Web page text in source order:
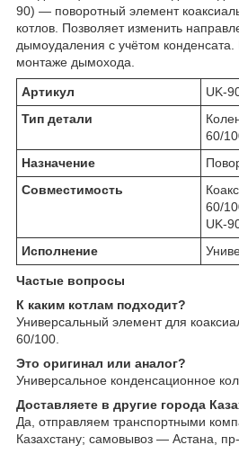
90) — поворотный элемент
котлов. Позволяет изменить
дымоудаления с учётом конденсата.
монтаже дымохода.
Артикул
UK-
Тип детали
60/
Назначение
Совместимость
60/
UK-
Исполнение
Частые вопросы
К каким котлам подходит?
Универсальный элемент для
60/100.
Это оригинал или аналог?
Универсальное конденсационное
Доставляете в другие города
Да, отправляем транспортными
Казахстану; самовывоз — Астана,